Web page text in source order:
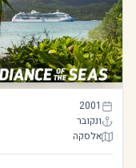
Radiance of the Seas
2001
ונקובר
אלסקה